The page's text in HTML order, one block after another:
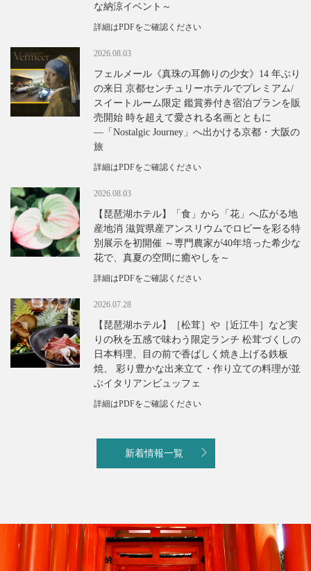
な納涼イベント～
詳細はPDFをご確認ください
2026.08.03
フェルメール《真珠の耳飾りの少女》14 年ぶり
の来日 京都センチュリーホテルでプレミアム/
スイートルーム限定 鑑賞券付き宿泊プランを販
売開始 時を超えて愛される名画とともに
―「Nostalgic Journey」へ出かける京都・大阪の
旅
詳細はPDFをご確認ください
2026.08.03
【琵琶湖ホテル】「食」から「花」へ広がる地
産地消 滋賀県産アンスリウムでロビーを彩る特
別展示を初開催 ～専門農家が40年培った希少な
花で、真夏の空間に癒やしを～
詳細はPDFをご確認ください
2026.07.28
【琵琶湖ホテル】［松茸］や［近江牛］など実
りの秋を五感で味わう限定ランチ 松茸づくしの
日本料理、目の前で香ばしく焼き上げる鉄板
焼、 彩り豊かな出来立て・作り立ての料理が並
ぶイタリアンビュッフェ
詳細はPDFをご確認ください
新着情報一覧